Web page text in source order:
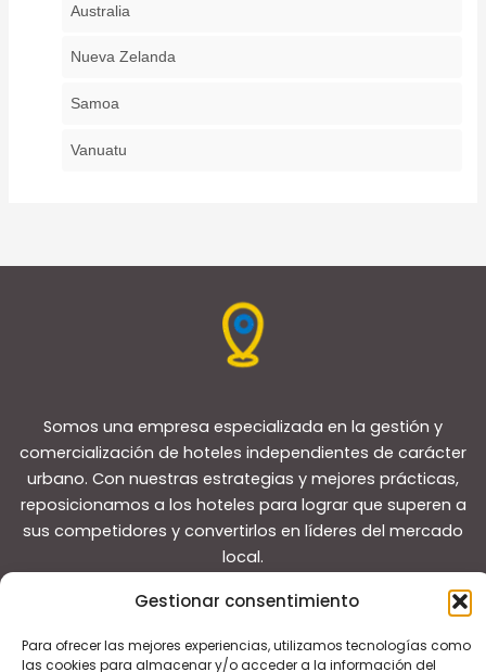
Gestionar consentimiento
Para ofrecer las mejores experiencias, utilizamos tecnologías como
las cookies para almacenar y/o acceder a la información del
Australia
Nueva Zelanda
Samoa
Vanuatu
Somos una empresa especializada en la gestión y
comercialización de hoteles independientes de carácter
urbano. Con nuestras estrategias y mejores prácticas,
reposicionamos a los hoteles para lograr que superen a
sus competidores y convertirlos en líderes del mercado
local.